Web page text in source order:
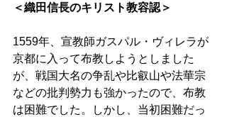
＜織田信長のキリスト教容認＞
1559年、宣教師ガスパル・ヴィレラが
京都に入って布教しようとしました
が、戦国大名の争乱や比叡山や法華宗
などの批判勢力も強かったので、布教
は困難でした。しかし、当初困難だっ